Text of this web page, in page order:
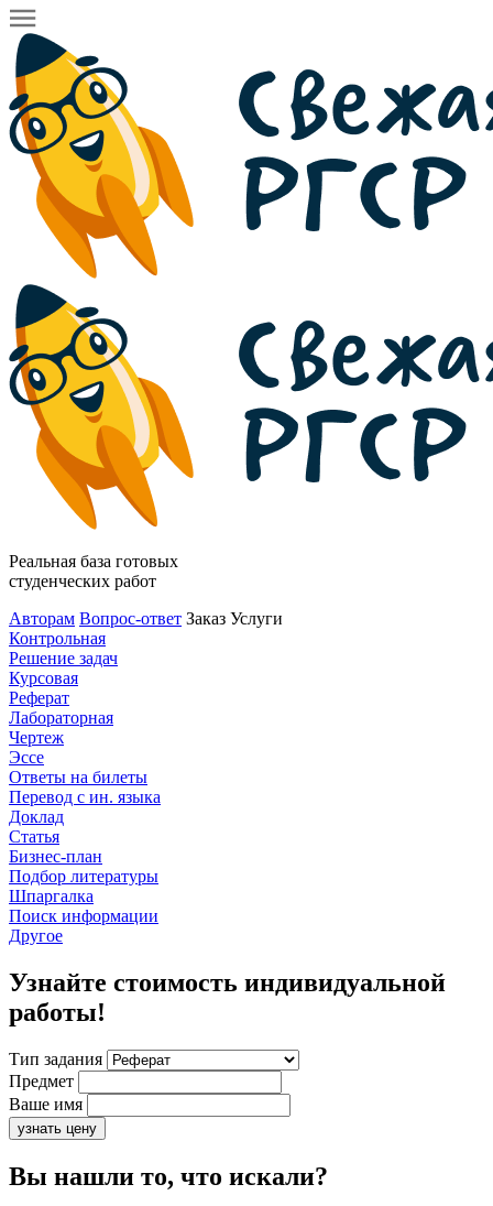
Реальная база готовых
студенческих работ
Авторам Вопрос-ответ Заказ Услуги
Контрольная
Решение задач
Курсовая
Реферат
Лабораторная
Чертеж
Эссе
Ответы на билеты
Перевод с ин. языка
Доклад
Статья
Бизнес-план
Подбор литературы
Шпаргалка
Поиск информации
Другое
Узнайте стоимость индивидуальной
работы!
Тип задания
Предмет
Ваше имя
узнать цену
Вы нашли то, что искали?